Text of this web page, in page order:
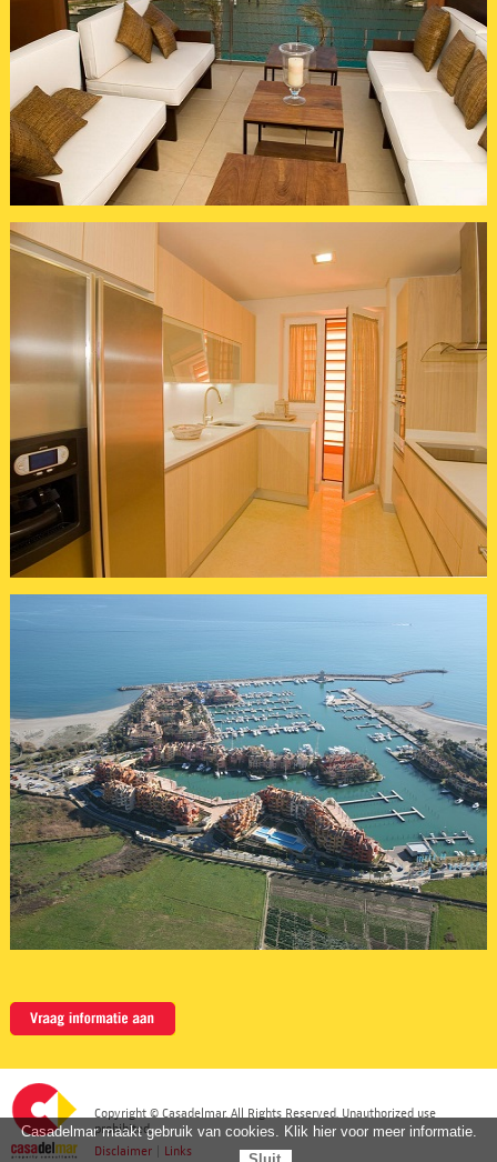
Copyright © Casadelmar. All Rights Reserved. Unauthorized use
prohibited.
Disclaimer | Links
Casadelmar maakt gebruik van cookies. Klik hier voor meer informatie.